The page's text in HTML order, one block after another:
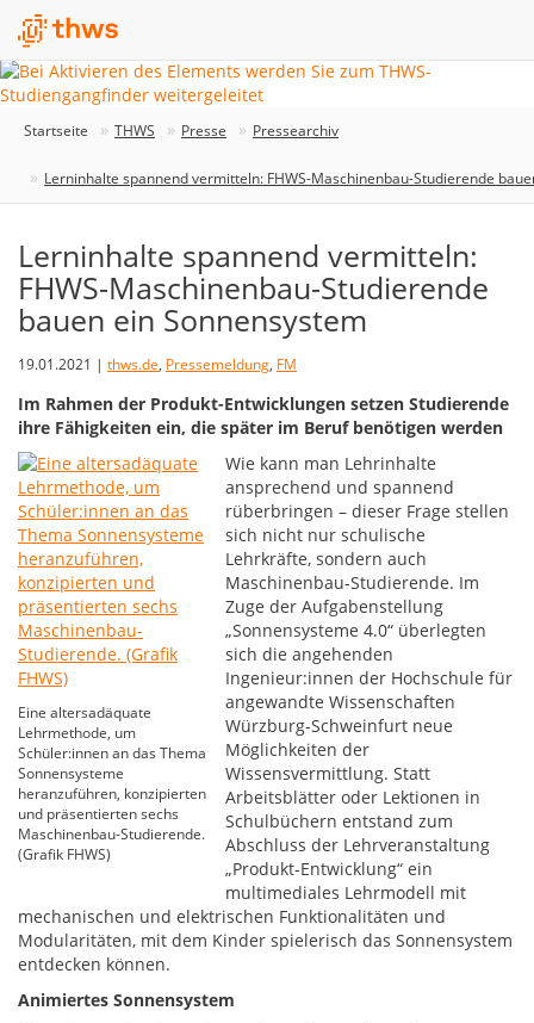
Startseite THWS Presse Pressearchiv
Lerninhalte spannend vermitteln: FHWS-Maschinenbau-Studierende
Lerninhalte spannend vermitteln:
FHWS-Maschinenbau-Studierende
bauen ein Sonnensystem
19.01.2021 | thws.de, Pressemeldung, FM
Im Rahmen der Produkt-Entwicklungen setzen Studierende
ihre Fähigkeiten ein, die später im Beruf benötigen werden
Eine altersadäquate
Lehrmethode, um
Schüler:innen an das Thema
Sonnensysteme
heranzuführen, konzipierten
und präsentierten sechs
Maschinenbau-Studierende.
(Grafik FHWS)
Wie kann man Lehrinhalte
ansprechend und spannend
rüberbringen – dieser Frage stellen
sich nicht nur schulische
Lehrkräfte, sondern auch
Maschinenbau-Studierende. Im
Zuge der Aufgabenstellung
„Sonnensysteme 4.0“ überlegten
sich die angehenden
Ingenieur:innen der Hochschule für
angewandte Wissenschaften
Würzburg-Schweinfurt neue
Möglichkeiten der
Wissensvermittlung. Statt
Arbeitsblätter oder Lektionen in
Schulbüchern entstand zum
Abschluss der Lehrveranstaltung
„Produkt-Entwicklung“ ein
multimediales Lehrmodell mit
mechanischen und elektrischen Funktionalitäten und
Modularitäten, mit dem Kinder spielerisch das Sonnensystem
entdecken können.
Animiertes Sonnensystem